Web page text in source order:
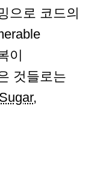
으로 코드의
이
것들로는
Sugar,